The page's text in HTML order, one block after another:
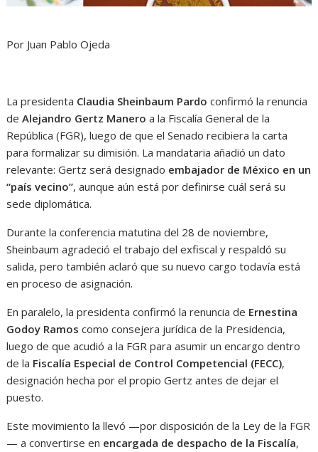
Por Juan Pablo Ojeda
La presidenta Claudia Sheinbaum Pardo confirmó la renuncia
deAlejandro Gertz Manero a la Fiscalía General de la
República (FGR), luego de que el Senado recibiera la carta
para formalizar su dimisión. La mandataria añadió un dato
relevante: Gertz será designado embajador de México en un
“país vecino”, aunque aún está por definirse cuál será su
sede diplomática.
Durante la conferencia matutina del 28 de noviembre,
Sheinbaum agradeció el trabajo del exfiscal y respaldó su
salida, pero también aclaró que su nuevo cargo todavía está
en proceso de asignación.
En paralelo, la presidenta confirmó la renuncia de Ernestina
Godoy Ramos como consejera jurídica de la Presidencia,
luego de que acudió a la FGR para asumir un encargo dentro
de la Fiscalía Especial de Control Competencial (FECC),
designación hecha por el propio Gertz antes de dejar el
puesto.
Este movimiento la llevó —por disposición de la Ley de la FGR
— a convertirse en encargada de despacho de la Fiscalía,